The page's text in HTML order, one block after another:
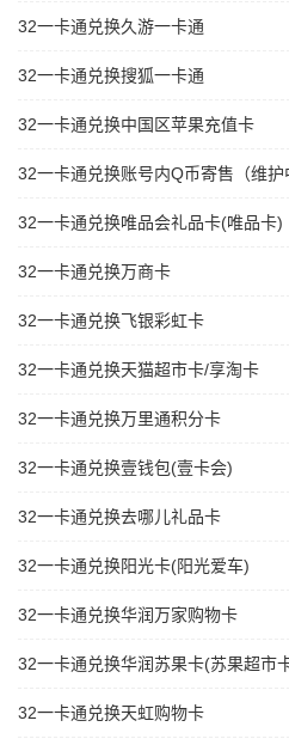
32一卡通兑换久游一卡通
32一卡通兑换搜狐一卡通
32一卡通兑换中国区苹果充值卡
32一卡通兑换账号内Q币寄售（维护
32一卡通兑换唯品会礼品卡(唯品卡)
32一卡通兑换万商卡
32一卡通兑换飞银彩虹卡
32一卡通兑换天猫超市卡/享淘卡
32一卡通兑换万里通积分卡
32一卡通兑换壹钱包(壹卡会)
32一卡通兑换去哪儿礼品卡
32一卡通兑换阳光卡(阳光爱车)
32一卡通兑换华润万家购物卡
32一卡通兑换华润苏果卡(苏果超市
32一卡通兑换天虹购物卡